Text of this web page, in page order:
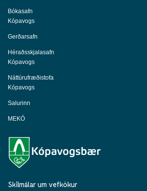
Bókasafn
Kópavogs
Gerðarsafn
Héraðsskjalasafn
Kópavogs
Náttúrufræðistofa
Kópavogs
Salurinn
MEKÓ
Skilmálar um vefkökur